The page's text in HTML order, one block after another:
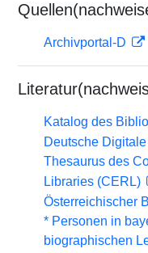
Archivportal-D
Katalog des
Deutsche
Thesaurus des
Libraries (CERL)
Österreichischer
* Personen in
biographischen